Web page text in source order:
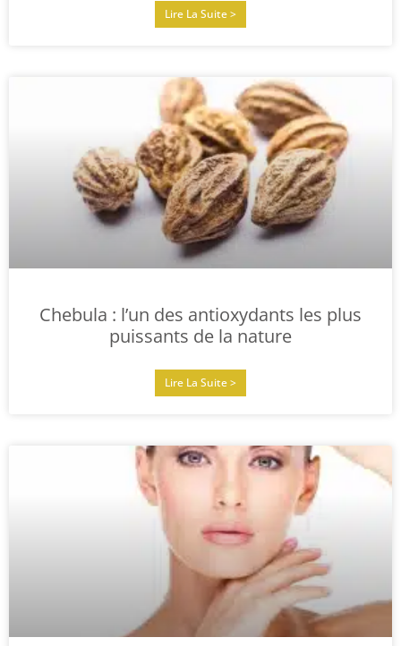
Lire La Suite >
Chebula : l’un des antioxydants les plus
puissants de la nature
Lire La Suite >